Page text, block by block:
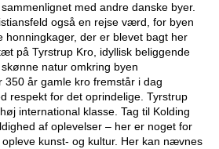
med andre danske byer.
også en rejse værd, for byen
der er blevet bagt her
på Tyrstrup Kro, idyllisk beliggende
natur omkring byen
350 år gamle kro fremstår i dag
respekt for det oprindelige. Tyrstrup
international klasse. Tag til Kolding
af oplevelser – her er noget for
kunst- og kultur. Her kan nævnes